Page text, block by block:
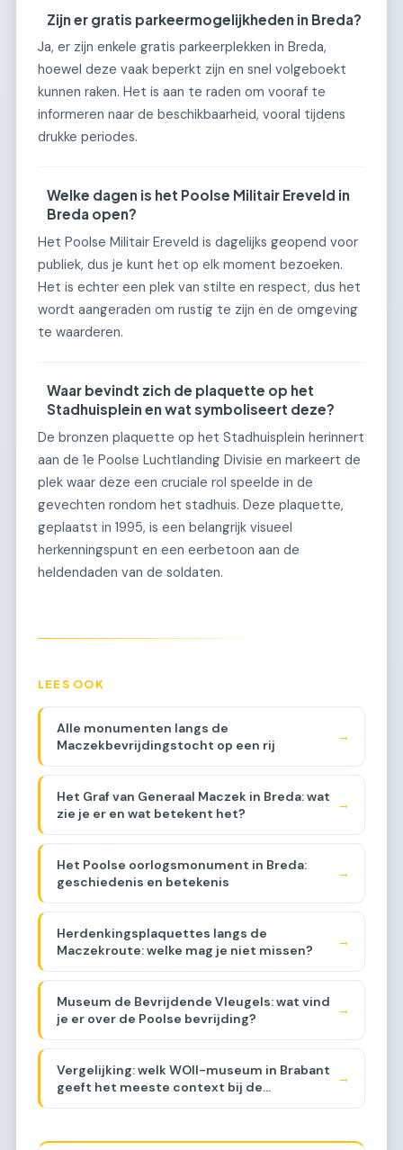
Zijn er gratis parkeermogelijkheden in Breda?
Ja, er zijn enkele gratis parkeerplekken in Breda,
hoewel deze vaak beperkt zijn en snel volgeboekt
kunnen raken. Het is aan te raden om vooraf te
informeren naar de beschikbaarheid, vooral tijdens
drukke periodes.
Welke dagen is het Poolse Militair Ereveld in
Breda open?
Het Poolse Militair Ereveld is dagelijks geopend voor
publiek, dus je kunt het op elk moment bezoeken.
Het is echter een plek van stilte en respect, dus het
wordt aangeraden om rustig te zijn en de omgeving
te waarderen.
Waar bevindt zich de plaquette op het
Stadhuisplein en wat symboliseert deze?
De bronzen plaquette op het Stadhuisplein herinnert
aan de 1e Poolse Luchtlanding Divisie en markeert de
plek waar deze een cruciale rol speelde in de
gevechten rondom het stadhuis. Deze plaquette,
geplaatst in 1995, is een belangrijk visueel
herkenningspunt en een eerbetoon aan de
heldendaden van de soldaten.
LEES OOK
Alle monumenten langs de
Maczekbevrijdingstocht op een rij
→
Het Graf van Generaal Maczek in Breda: wat
zie je er en wat betekent het?
→
Het Poolse oorlogsmonument in Breda:
geschiedenis en betekenis
→
Herdenkingsplaquettes langs de
Maczekroute: welke mag je niet missen?
→
Museum de Bevrijdende Vleugels: wat vind
je er over de Poolse bevrijding?
→
Vergelijking: welk WOII-museum in Brabant
geeft het meeste context bij de
Maczekroute? [COMPARISON]
→